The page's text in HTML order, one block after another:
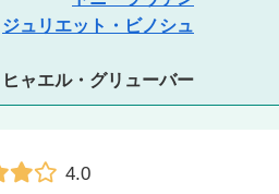
ジュリエット・ビノシュ
エル・グリューバー
4.0